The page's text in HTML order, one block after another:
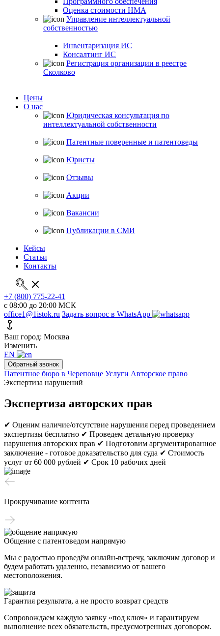
Оценка стоимости НМА
Управление интеллектуальной
собственностью
Инвентаризация ИС
Консалтинг ИС
Регистрация организации в реестре
Сколково
Цены
О нас
Юридическая консультация по
интеллектуальной собственности
Патентные поверенные и патентоведы
Юристы
Отзывы
Акции
Вакансии
Публикации в СМИ
Кейсы
Статьи
Контакты
+7 (800) 775-22-41
с 08:00 до 20:00 МСК
office1@1istok.ru Задать вопрос в WhatsApp
Ваш город: Москва
Изменить
EN
Обратный звонок
Патентное бюро в Череповце Услуги Авторское право
Экспертиза нарушений
Экспертиза авторских прав
✔ Оценим наличие/отсутствие нарушения перед проведением
экспертизы бесплатно ✔ Проведем детальную проверку
нарушения авторских прав ✔ Подготовим аргументированное
заключение - готовое доказательство для суда ✔ Стоимость
услуг от 60 000 рублей ✔ Срок 10 рабочих дней
Прокручивание контента
Общение с патентоведом напрямую
Мы с радостью проведём онлайн-встречу, заключим договор и
будем работать удаленно, независимо от вашего
местоположения.
Гарантия результата, а не просто возврат средств
Сопровождаем каждую заявку «под ключ» и гарантируем
выполнение всех обязательств, предусмотренных договором.